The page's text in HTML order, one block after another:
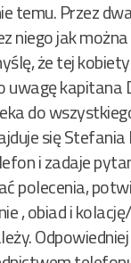
temu. Przez
jak
że tej
uwagę
do
się
i zadaje
polecenia,
, obiad i